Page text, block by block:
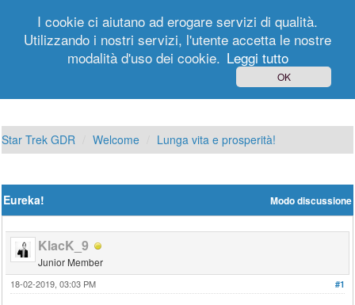
Registrati
Star Trek GDR Welcome Lunga vita e prosperità!
Modo discussione
Eureka!
KlacK_9
Junior Member
#1
18-02-2019, 03:03 PM
I cookie ci aiutano ad erogare servizi di qualità.
Utilizzando i nostri servizi, l'utente accetta le nostre
modalità d'uso dei cookie. Leggi tutto
OK